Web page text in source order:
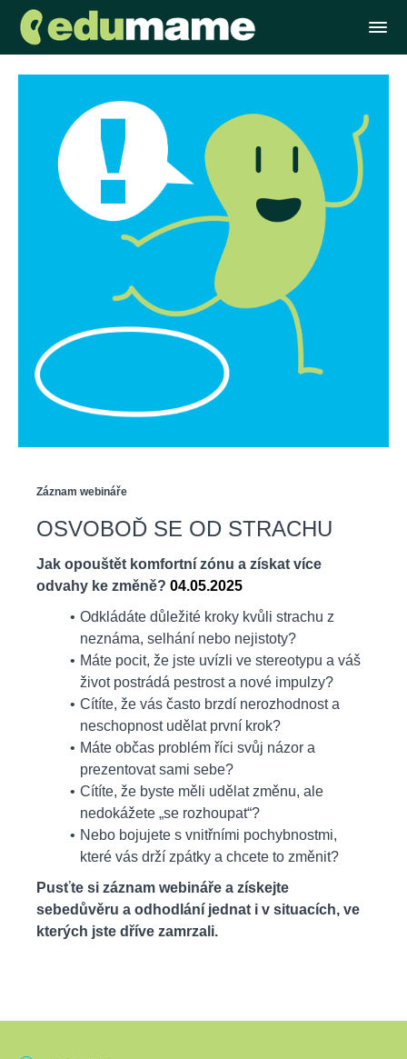
Záznam webináře
OSVOBOĎ SE OD STRACHU
Jak opouštět komfortní zónu a získat více
odvahy ke změně? 04.05.2025
Odkládáte důležité kroky kvůli strachu z
neznáma, selhání nebo nejistoty?
Máte pocit, že jste uvízli ve stereotypu a váš
život postrádá pestrost a nové impulzy?
Cítíte, že vás často brzdí nerozhodnost a
neschopnost udělat první krok?
Máte občas problém říci svůj názor a
prezentovat sami sebe?
Cítíte, že byste měli udělat změnu, ale
nedokážete „se rozhoupat“?
Nebo bojujete s vnitřními pochybnostmi,
které vás drží zpátky a chcete to změnit?
Pusťte si záznam webináře a získejte
sebedůvěru a odhodlání jednat i v situacích, ve
kterých jste dříve zamrzali.